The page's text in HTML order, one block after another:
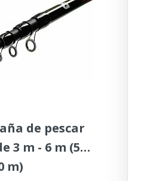
de pescar
3 m - 6 m (5
m)